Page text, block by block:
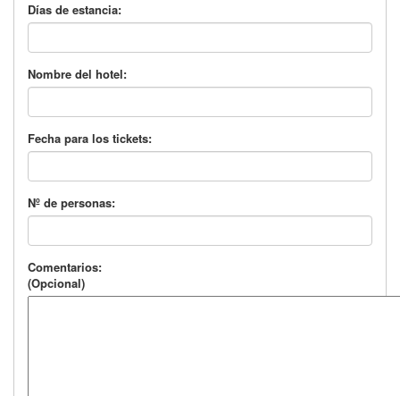
Días de estancia:
Nombre del hotel:
Fecha para los tickets:
Nº de personas:
Comentarios:
(Opcional)